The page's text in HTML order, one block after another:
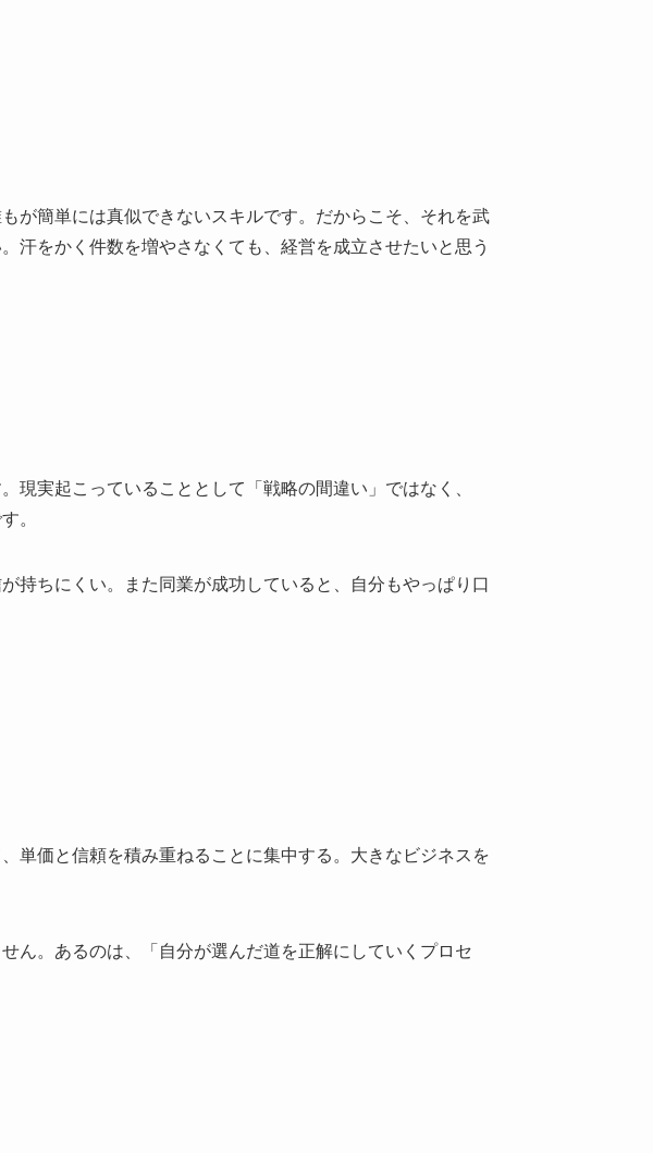
が簡単には真似できないスキルです。だからこそ、それを武
汗をかく件数を増やさなくても、経営を成立させたいと思う
現実起こっていることとして「戦略の間違い」ではなく、
。
持ちにくい。また同業が成功していると、自分もやっぱり口
単価と信頼を積み重ねることに集中する。大きなビジネスを
ん。あるのは、「自分が選んだ道を正解にしていくプロセ